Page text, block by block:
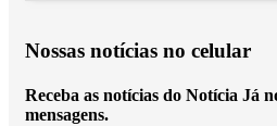
Nossas notícias no celular
Receba as notícias do Notícia Já
mensagens.